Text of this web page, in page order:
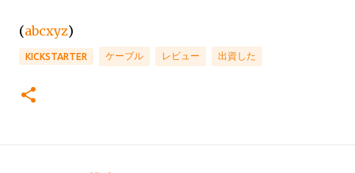
(abcxyz)
KICKSTARTER ケーブル レビュー 出資した